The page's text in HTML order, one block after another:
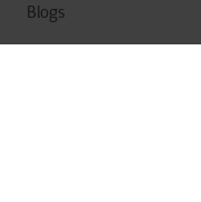
Blogs